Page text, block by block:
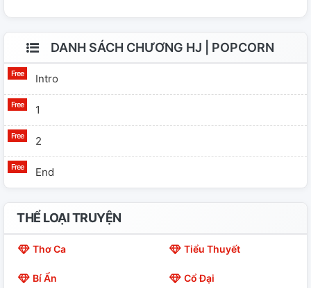
DANH SÁCH CHƯƠNG HJ | POPCORN
Intro
1
2
End
THỂ LOẠI TRUYỆN
Thơ Ca Tiểu Thuyết
Bí Ẩn Cổ Đại